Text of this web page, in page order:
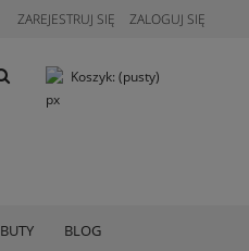
ZAREJESTRUJ SIĘ ZALOGUJ SIĘ
Koszyk: (pusty)
BUTY BLOG